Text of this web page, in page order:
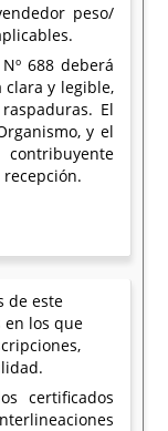
peso/
688 deberá
y legible,
El
y el
de este
en los que
certificados